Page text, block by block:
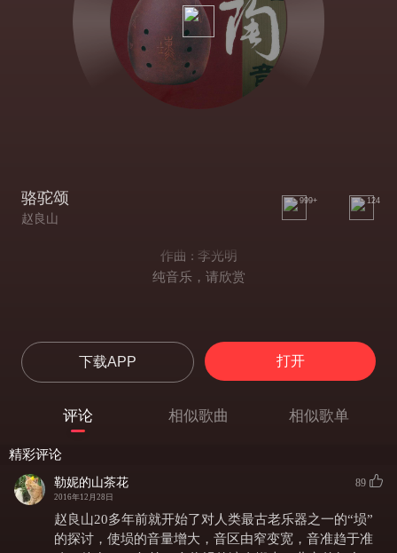
骆驼颂
赵良山
999+ 124
作曲 : 李光明
纯音乐，请欣赏
下载APP 打开
评论 相似歌曲 相似歌单
精彩评论
勒妮的山茶花
2016年12月28日
89
赵良山20多年前就开始了对人类最古老乐器之一的“埙”
的探讨，使埙的音量增大，音区由窄变宽，音准趋于准